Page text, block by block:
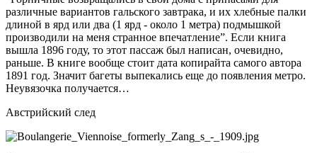
различные вариантов гальского завтрака, и их хлебные палки
длиной в ярд или два (1 ярд - около 1 метра) подмышкой
производили на меня странное впечатление”. Если книга
вышла 1896 году, то этот пассаж был написан, очевидно,
раньше. В книге вообще стоит дата копирайта самого автора
1891 год. Значит багеты выпекались еще до появления метро.
Неувязочка получается…
Австрийский след